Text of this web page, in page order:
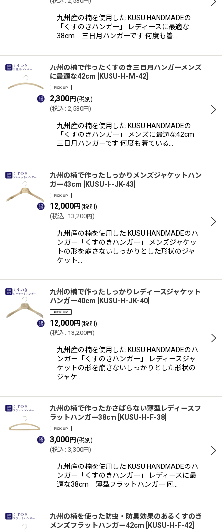
円
九州産の楠を使用した KUSU HANDMADEの
「くすのきハンガー」 レディースに最適な
38cm 三日月ハンガーです 何度も着…
九州の楠で作ったくすのき三日月ハンガーメンズ
に最適な42cm
KUSU-H-M-42
2,300円 (税別)
(税込 : 2,530円)
九州産の楠を使用した KUSU HANDMADEの
「くすのきハンガー」 メンズに最適な42cm
三日月ハンガーです 何度も着ている…
九州の楠で作ったしっかりメンズジャケットハン
ガー43cm
KUSU-H-JK-43
12,000円 (税別)
(税込 : 13,200円)
九州産の楠を使用した KUSU HANDMADEのハ
ンガー「くすのきハンガー」 メンズジャケッ
トの形を崩さないしっかりとした形状のジャ
ケット…
九州の楠で作ったしっかりレディースジャケット
ハンガー40cm
KUSU-H-JK-40
12,000円 (税別)
(税込 : 13,200円)
九州産の楠を使用した KUSU HANDMADEのハ
ンガー「くすのきハンガー」 レディースジャ
ケットの形を崩さないしっかりとした形状の
ジャケ…
九州の楠で作ったかさばらない薄型レディースフ
ラットハンガー38cm
KUSU-H-F-38
3,000円 (税別)
(税込 : 3,300円)
九州産の楠を使用した KUSU HANDMADEのハ
ンガー「くすのきハンガー」 レディースに最
適な38cm 薄型フラットハンガー 何…
九州の楠を使った防虫・防臭効果のあるくすのき
メンズフラットハンガー42cm
KUSU-H-F-42